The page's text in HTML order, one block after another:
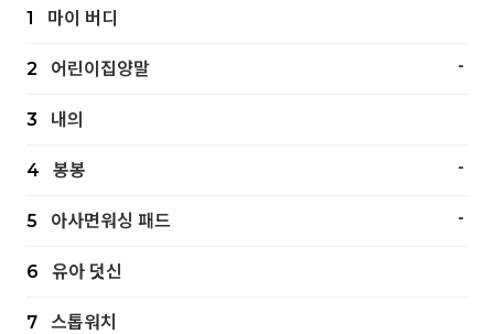
1 마이 버디
2 어린이집양말 -
3 내의
4 봉봉 -
5 아사면워싱 패드 -
6 유아 덧신
7 스톱워치